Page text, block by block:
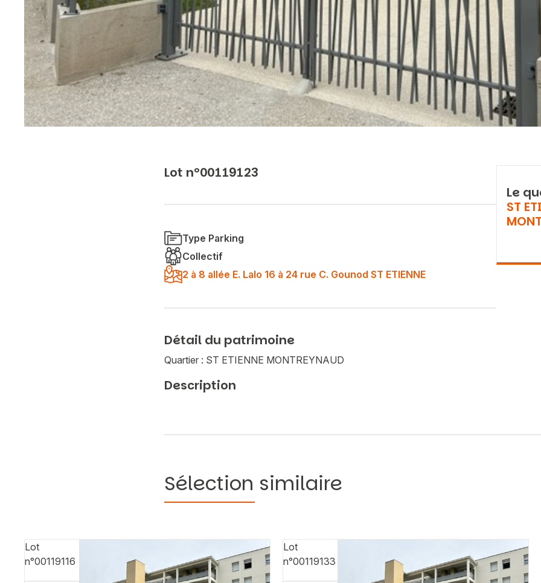
Vous recherchez&nbsp;:
Lot n°00119123
Type Parking
Collectif
2 à 8 allée E. Lalo 16 à 24 rue C. Gounod ST ETIENNE
Détail du patrimoine
Quartier : ST ETIENNE MONTREYNAUD
Description
Le
ST
Sélection similaire
Lot
n°00119116
Lot
n°00119133